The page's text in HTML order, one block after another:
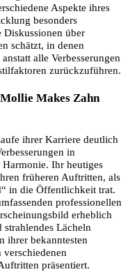
Aspekte ihres
besonders
Diskussionen über
schätzt, in denen
alle Verbesserungen
zurückzuführen.
Makes Zahn
ihrer Karriere deutlich
in
Ihr heutiges
früheren Auftritten, als
in die Öffentlichkeit trat.
professionellen
erheblich
strahlendes Lächeln
ihrer bekanntesten
präsentiert.